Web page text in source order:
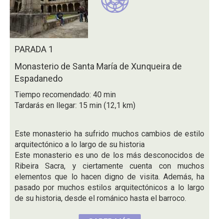
PARADA 1
Monasterio de Santa María de Xunqueira de
Espadanedo
Tiempo recomendado: 40 min
Tardarás en llegar: 15 min (12,1 km)
Este monasterio ha sufrido muchos cambios de estilo
arquitectónico a lo largo de su historia
Este monasterio es uno de los más desconocidos de
Ribeira Sacra, y ciertamente cuenta con muchos
elementos que lo hacen digno de visita. Además, ha
pasado por muchos estilos arquitectónicos a lo largo
de su historia, desde el románico hasta el barroco.